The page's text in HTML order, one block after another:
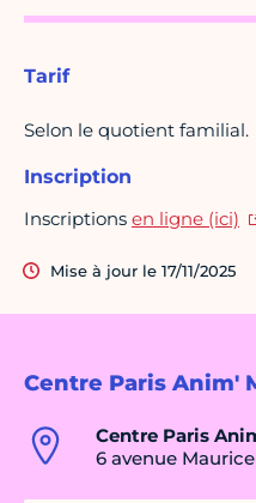
Centre Paris Anim'
Centre Paris
6 avenue
Tarif
Selon le quotient familial.
Inscription
Inscriptions en ligne (ici)
Mise à jour le 17/11/2025